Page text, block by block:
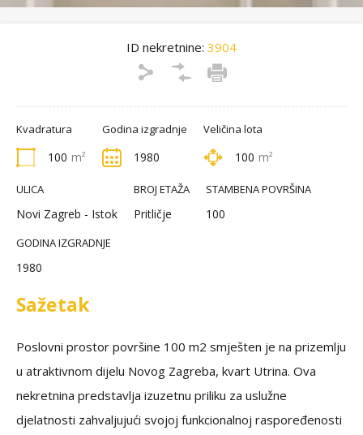
ID nekretnine: 3904
Kvadratura
100 m²
Godina izgradnje
1980
Veličina lota
100 m²
ULICA
Novi Zagreb - Istok
BROJ ETAŽA
Pritličje
STAMBENA POVRŠINA
100
GODINA IZGRADNJE
1980
Sažetak
Poslovni prostor površine 100 m2 smješten je na prizemlju
u atraktivnom dijelu Novog Zagreba, kvart Utrina. Ova
nekretnina predstavlja izuzetnu priliku za uslužne
djelatnosti zahvaljujući svojoj funkcionalnoj raspoređenosti